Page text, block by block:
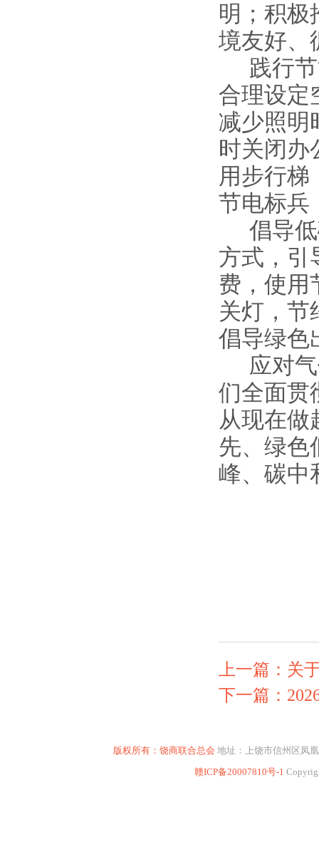
明；积极
境友好、
践行
合理设定
减少照明
时关闭办
用步行梯
节电标兵
倡导
方式，引
费，使用
关灯，节
倡导绿色
应对
们全面贯
从现在做
先、绿色
峰、碳中
上一篇：关
下一篇：
版权所有：饶商联合总会 地址：上饶市信州区凤
赣ICP备20007810号-1